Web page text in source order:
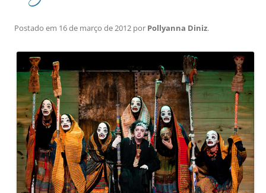
Postado em 16 de março de 2012 por Pollyanna Diniz.